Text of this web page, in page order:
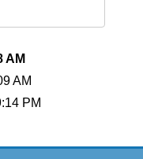
AM
AM
PM